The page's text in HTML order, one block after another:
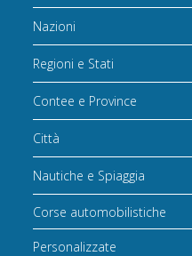
Nazioni
Regioni e Stati
Contee e Province
Città
Nautiche e Spiaggia
Corse automobilistiche
Personalizzate